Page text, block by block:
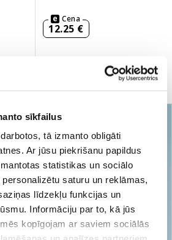
sīkfailus
tā izmanto obligāti
Ar jūsu piekrišanu papildus
statistikas un sociālo
saturu un reklāmas,
līdzekļu funkcijas un
Informāciju par to, kā jūs
kopīgojam ar saviem sociālās
Cena
12.25 €